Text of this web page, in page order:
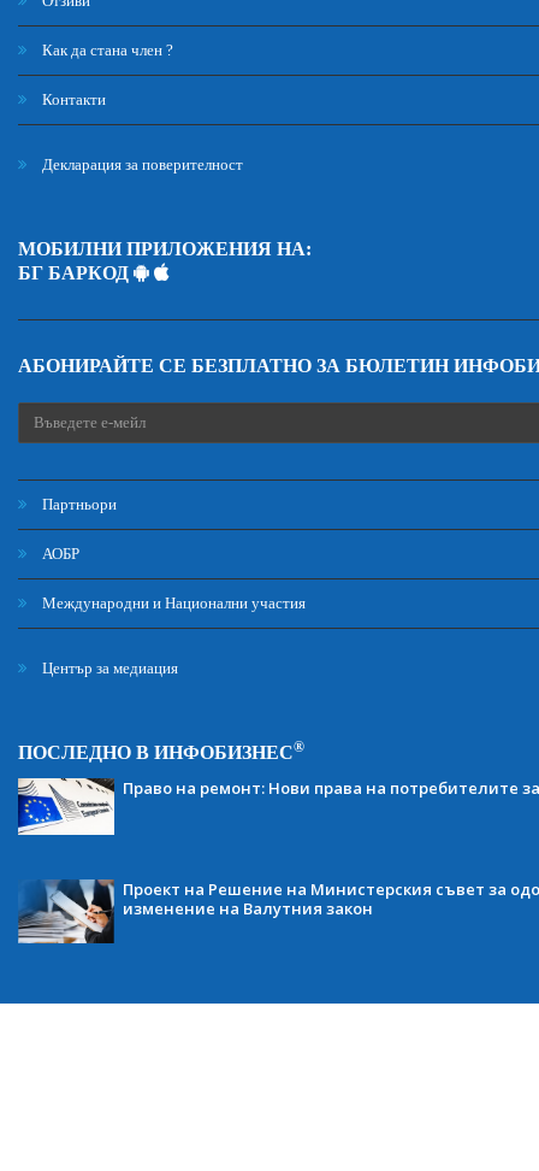
Как да стана член ?
Контакти
Декларация за поверителност
МОБИЛНИ ПРИЛОЖЕНИЯ НА:
БГ БАРКОД
АБОНИРАЙТЕ СЕ БЕЗПЛАТНО ЗА БЮЛЕТИН
Партньори
АОБР
Международни и Национални участия
Център за медиация
ПОСЛЕДНО В ИНФОБИЗНЕС®
Право на ремонт: Нови права на потребителите
Проект на Решение на Министерския съвет за
изменение на Валутния закон